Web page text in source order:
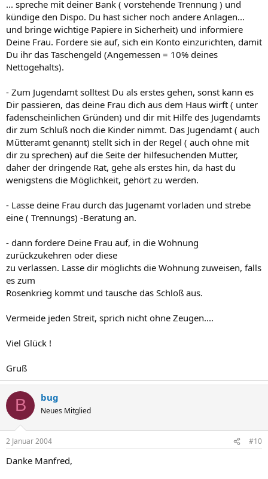
... spreche mit deiner Bank ( vorstehende Trennung ) und
kündige den Dispo. Du hast sicher noch andere Anlagen...
und bringe wichtige Papiere in Sicherheit) und informiere
Deine Frau. Fordere sie auf, sich ein Konto einzurichten, damit
Du ihr das Taschengeld (Angemessen = 10% deines
Nettogehalts).
- Zum Jugendamt solltest Du als erstes gehen, sonst kann es
Dir passieren, das deine Frau dich aus dem Haus wirft ( unter
fadenscheinlichen Gründen) und dir mit Hilfe des Jugendamts
dir zum Schluß noch die Kinder nimmt. Das Jugendamt ( auch
Mütteramt genannt) stellt sich in der Regel ( auch ohne mit
dir zu sprechen) auf die Seite der hilfesuchenden Mutter,
daher der dringende Rat, gehe als erstes hin, da hast du
wenigstens die Möglichkeit, gehört zu werden.
- Lasse deine Frau durch das Jugenamt vorladen und strebe
eine ( Trennungs) -Beratung an.
- dann fordere Deine Frau auf, in die Wohnung
zurückzukehren oder diese
zu verlassen. Lasse dir möglichts die Wohnung zuweisen, falls
es zum
Rosenkrieg kommt und tausche das Schloß aus.
Vermeide jeden Streit, sprich nicht ohne Zeugen....
Viel Glück !
Gruß
B bug
Neues Mitglied
2 Januar 2004 #10
Danke Manfred,